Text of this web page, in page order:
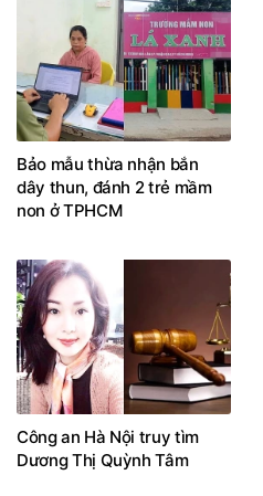
Bảo mẫu thừa nhận bắn
dây thun, đánh 2 trẻ mầm
non ở TPHCM
Công an Hà Nội truy tìm
Dương Thị Quỳnh Tâm